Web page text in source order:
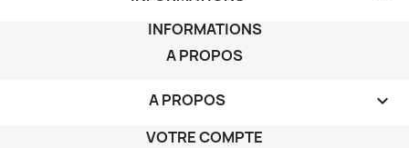
INFORMATIONS
A PROPOS
A PROPOS 
VOTRE COMPTE